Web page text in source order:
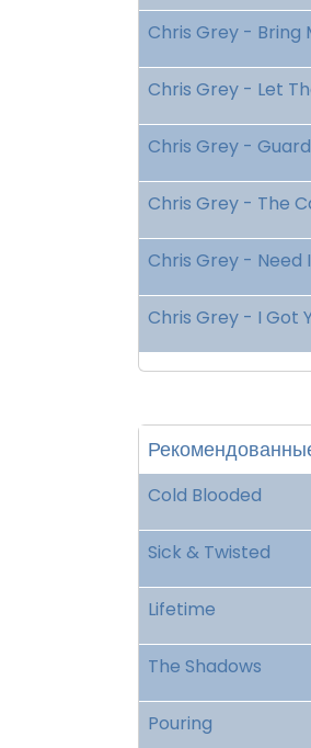
Chris Grey - Bring
Chris Grey - Let
Chris Grey -
Chris Grey - The
Chris Grey - Need
Chris Grey - I Got
Cold Blooded
Sick & Twisted
Lifetime
The Shadows
Pouring